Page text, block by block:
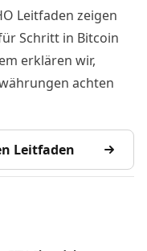
Leitfaden zeigen
Schritt in Bitcoin
erklären wir,
achten
Leitfaden